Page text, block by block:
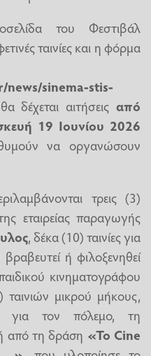
του Φεστιβάλ
ταινίες και η φόρμα
sinema-stis-
δέχεται αιτήσεις από
19 Ιουνίου 2026
να οργανώσουν
τρεις (3)
εταιρείας παραγωγής
, δέκα (10) ταινίες για
ή φιλοξενηθεί
κινηματογράφου
μικρού μήκους,
για τον πόλεμο, τη
από τη δράση «Το Cine